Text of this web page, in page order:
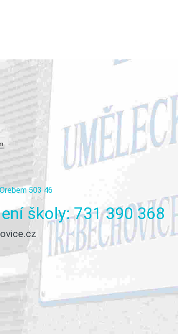
503 46
školy: 731 390 368